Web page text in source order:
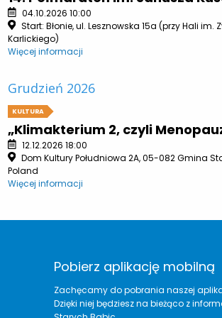
04.10.2026 10:00
Start: Błonie, ul. Lesznowska 15a (przy Hali im.
Karlickiego)
Więcej informacji
Grudzień 2026
KULTURA
„Klimakterium 2, czyli
12.12.2026 18:00
Dom Kultury Południowa 2A, 05-082 Gmina
Poland
Więcej informacji
Pobierz aplikację mobilną
Zachęcamy do pobrania naszej
Dzięki niej będziesz na bieżąco z